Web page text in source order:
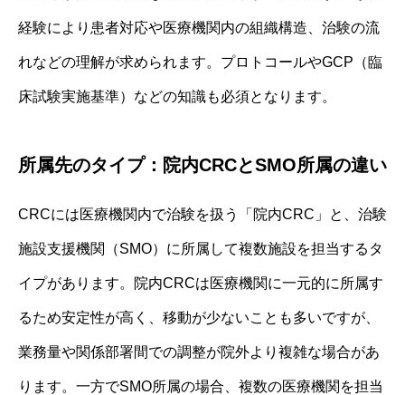
経験により患者対応や医療機関内の組織構造、治験の流
れなどの理解が求められます。プロトコールやGCP（臨
床試験実施基準）などの知識も必須となります。
所属先のタイプ：院内CRCとSMO所属の違い
CRCには医療機関内で治験を扱う「院内CRC」と、治験
施設支援機関（SMO）に所属して複数施設を担当するタ
イプがあります。院内CRCは医療機関に一元的に所属す
るため安定性が高く、移動が少ないことも多いですが、
業務量や関係部署間での調整が院外より複雑な場合があ
ります。一方でSMO所属の場合、複数の医療機関を担当